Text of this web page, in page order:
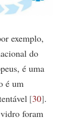
exemplo,
do
é uma
é um
30 .
foram